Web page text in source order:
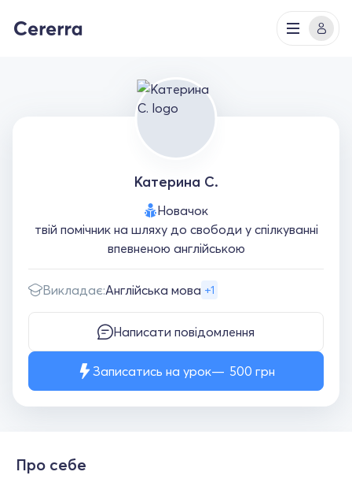
Катерина С.
Новачок
твій помічник на шляху до свободи у спілкуванні
впевненою англійською
Викладає:Англійська мова +1
Написати повідомлення
Записатись на урок 500 грн
Про себе